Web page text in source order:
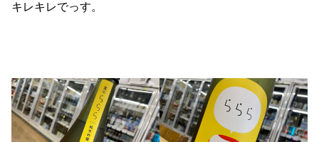
キレキレでっす。